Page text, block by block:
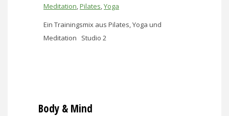
Meditation,Pilates,Yoga
Ein Trainingsmix aus Pilates, Yoga und
Meditation Studio 2
Body & Mind